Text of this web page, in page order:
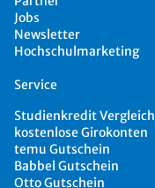
Jobs
Newsletter
Hochschulmarketing
Service
Studienkredit Vergleich
kostenlose Girokonten
temu Gutschein
Babbel Gutschein
Otto Gutschein